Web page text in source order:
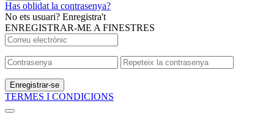
Has oblidat la contrasenya?
No ets usuari? Enregistra't
ENREGISTRAR-ME A FINESTRES
Enregistrar-se
TERMES I CONDICIONS